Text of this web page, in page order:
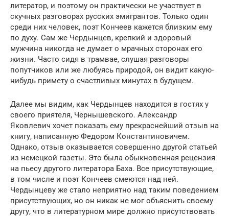
литератор, и поэтому он практически не участвует в
скучных разговорах русских эмигрантов. Только один
среди них человек, поэт Кончеев кажется близким ему
по духу. Сам же Чердынцев, крепкий и здоровый
мужчина никогда не думает о мрачных сторонах его
жизни. Часто сидя в трамвае, слушая разговоры
попутчиков или же любуясь природой, он видит какую-
нибудь примету о счастливых минутах в будущем.
Далее мы видим, как Чердынцев находится в гостях у
своего приятеля, Чернышевского. Александр
Яковлевич хочет показать ему прекраснейший отзыв на
книгу, написанную Федором Константиновичем.
Однако, отзыв оказывается совершенно другой статьей
из немецкой газеты. Это была обыкновенная рецензия
на пьесу другого литератора Баха. Все присутствующие,
в том числе и поэт Кончеев смеются над ней.
Чердынцеву же стало неприятно над таким поведением
присутствующих, но он никак не мог объяснить своему
другу, что в литературном мире должно присутствовать